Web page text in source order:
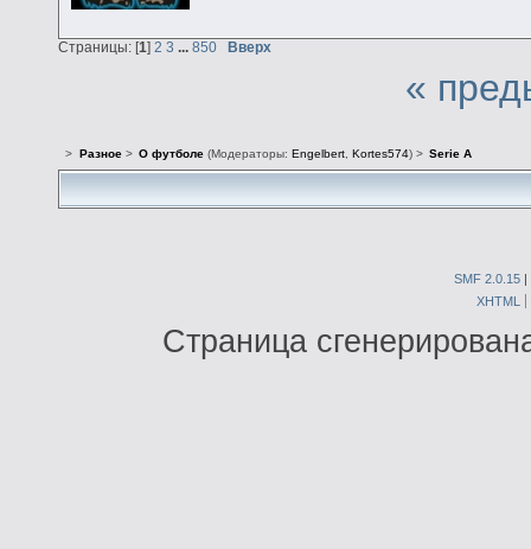
Страницы: [1] 2 3 850 Вверх
«
> Разное> О футболе(Модераторы: Engelbert, Kortes574) > Serie A
SMF 2.0.15 |
XHTML
Страница